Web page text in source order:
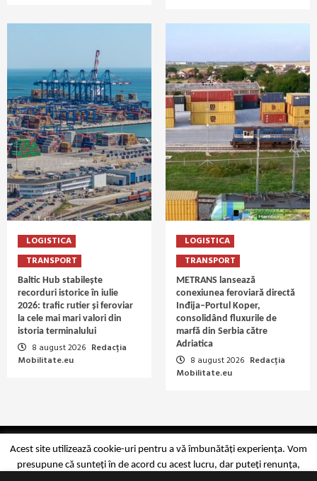
LOGISTICA
TRANSPORT
Baltic Hub stabilește
recorduri istorice în iulie
2026: trafic rutier și feroviar
la cele mai mari valori din
istoria terminalului
8 august 2026 Redacția
Mobilitate.eu
LOGISTICA
TRANSPORT
METRANS lansează
conexiunea feroviară directă
Inđija–Portul Koper,
consolidând fluxurile de
marfă din Serbia către
Adriatica
8 august 2026 Redacția
Mobilitate.eu
Copyright Mobilitate.eu © 2014-2026
Acest site utilizează cookie-uri pentru a vă îmbunătăți experiența. Vom
presupune că sunteți în de acord cu acest lucru, dar puteți renunța,